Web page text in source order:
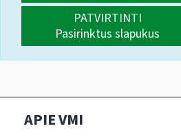
PATVIRTINTI
Pasirinktus slapukus
APIE VMI